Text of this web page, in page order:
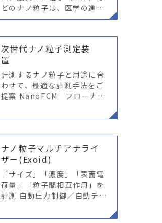
どのナノ粒子は、医学の進展
に大きな可能性を秘めていま
応用において有効で安全であ
ることを保証するためには、
詳細な特性評価
次世代ナノ粒子測定装
置
計測するナノ粒子と用途に合
わせて、最適な計測手法をご
提案 NanoFCM フローナノ
計測装置登場！ “ナノフロー
00nm
ナノ粒子マルチアナライ
ザー(Exoid)
「サイズ」「濃度」「表面電
荷量」「粒子間相互作用」を
計測 自動圧力制御／自動チュ
Nano から Exoid へ 自動制